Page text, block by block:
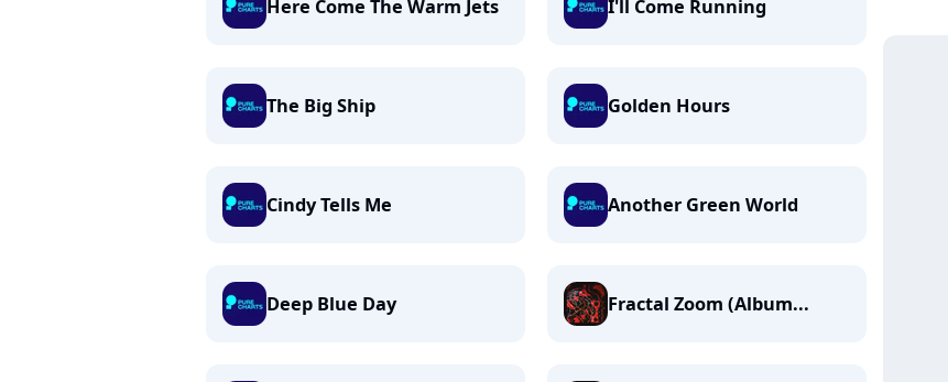
Here Come The Warm Jets I'll Come Running
The Big Ship Golden Hours
Cindy Tells Me Another Green World
Deep Blue Day Fractal Zoom (Album...